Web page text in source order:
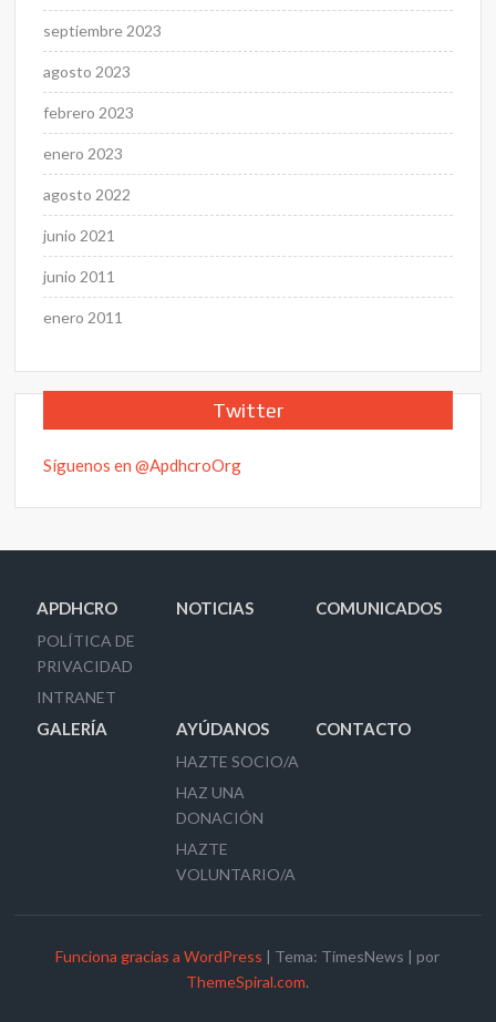
septiembre 2023
agosto 2023
febrero 2023
enero 2023
agosto 2022
junio 2021
junio 2011
enero 2011
Twitter
Síguenos en @ApdhcroOrg
APDHCRO
POLÍTICA DE
PRIVACIDAD
INTRANET
NOTICIAS COMUNICADOS
GALERÍA AYÚDANOS
HAZTE SOCIO/A
HAZ UNA
DONACIÓN
HAZTE
VOLUNTARIO/A
CONTACTO
Funciona gracias a WordPress | Tema: TimesNews | por
ThemeSpiral.com.